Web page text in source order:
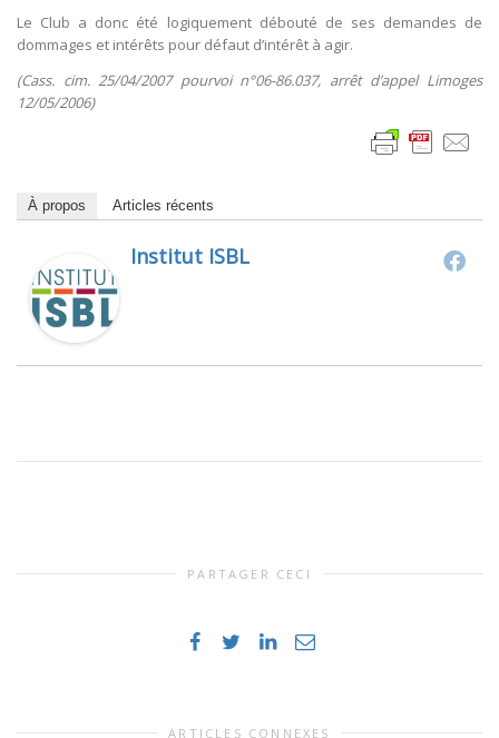
Le Club a donc été logiquement débouté de ses demandes de
dommages et intérêts pour défaut d’intérêt à agir.
(Cass. cim. 25/04/2007 pourvoi n°06-86.037, arrêt d’appel Limoges
12/05/2006)
À propos Articles récents
Institut ISBL
PARTAGER CECI
ARTICLES CONNEXES